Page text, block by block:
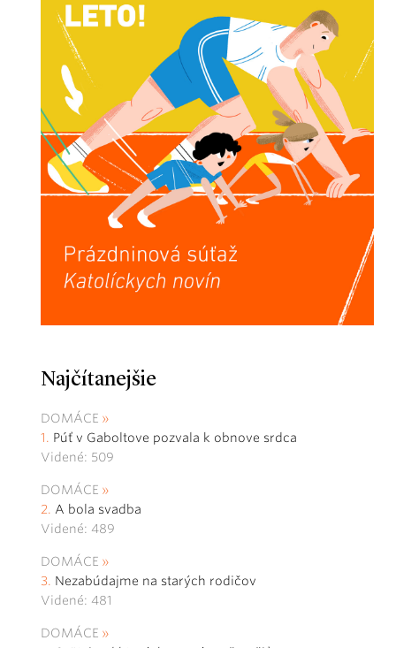
Najčítanejšie
DOMÁCE
Púť v Gaboltove pozvala k obnove srdca
Videné: 509
DOMÁCE
A bola svadba
Videné: 489
DOMÁCE
Nezabúdajme na starých rodičov
Videné: 481
DOMÁCE